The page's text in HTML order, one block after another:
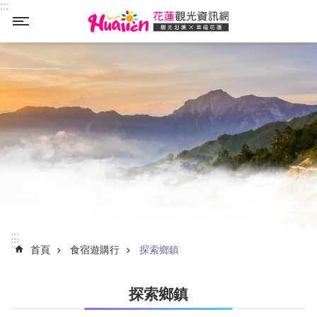
跳到主要內容區塊
:::
:::
::: 首頁 食宿遊購行 探索鄉鎮
探索鄉鎮